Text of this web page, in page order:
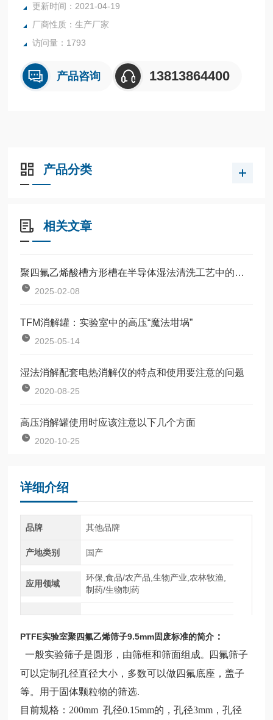
更新时间：2021-04-19
厂商性质：生产厂家
访问量：1793
产品咨询 13813864400
产品分类
相关文章
聚四氟乙烯酸槽方形槽在半导体湿法清洗工艺中的应用
2025-02-08
TFM消解罐：实验室中的高压“魔法坩埚”
2025-05-14
湿法消解配套电热消解仪的特点和使用要注意的问题
2020-08-25
高压消解罐使用时应该注意以下几个方面
2020-10-25
详细介绍
品牌 其他品牌
产地类别 国产
应用领域
环保,食品/农产品,生物产业,农林牧渔,
制药/生物制药
PTFE实验室聚四氟乙烯筛子9.5mm固废标准的简介 ​：
一般实验筛子是圆形 ， 由筛框和筛面组成。 四氟筛子
可以定制孔径直径大小，多数可以做四氟底座，盖子
等。用于固体颗粒物的筛选.
目前规格：200mm 孔径0.15mm的，孔径3mm，孔径